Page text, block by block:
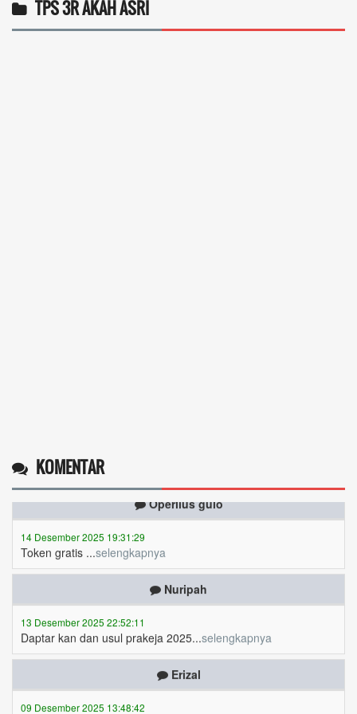
TPS 3R AKAH ASRI
KOMENTAR
14 Desember 2025 19:31:29
selengkapnya
Nuripah
Daptar kan dan usul prakeja 2025...
Erizal
selengkapnya